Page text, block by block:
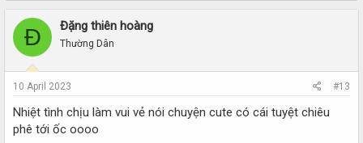
Đ Đặng thiên hoàng
Thường Dân
10 April 2023 #13
Nhiệt tình chịu làm vui vẻ nói chuyện cute có cái tuyệt chiêu
phê tới ốc oooo